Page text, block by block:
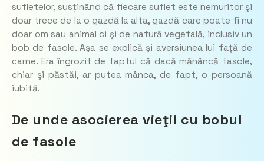
sufletelor, susținând că fiecare suflet este nemuritor şi
doar trece de la o gazdă la alta, gazdă care poate fi nu
doar om sau animal ci şi de natură vegetală, inclusiv un
bob de fasole. Aşa se explică şi aversiunea lui față de
carne. Era îngrozit de faptul că dacă mănâncă fasole,
chiar şi păstăi, ar putea mânca, de fapt, o persoană
iubită.
De unde asocierea vieţii cu bobul
de fasole